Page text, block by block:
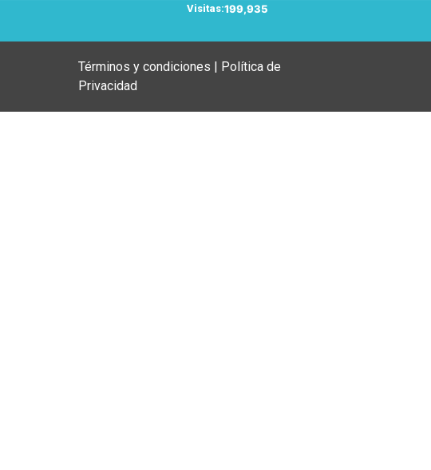
Visitas:199,935
Términos y condiciones | Política de
Privacidad